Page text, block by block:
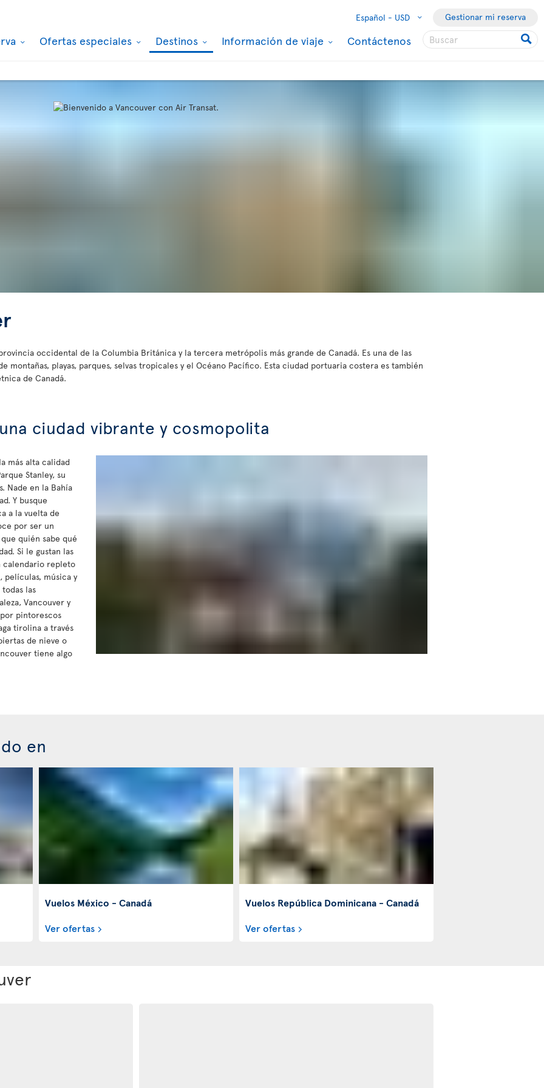
Español - USD Gestionar mi reserva
Ofertas especiales Destinos Información de viaje Contáctenos
occidental de la Columbia Británica y la tercera metrópolis más grande de Canadá. Es una de las
montañas, playas, parques, selvas tropicales y el Océano Pacífico. Esta ciudad portuaria costera es también
de Canadá.
ciudad vibrante y cosmopolita
más alta calidad
Stanley, su
Nade en la Bahía
Y busque
a la vuelta de
por ser un
quién sabe qué
Si le gustan las
calendario repleto
música y
las
Vancouver y
pintorescos
tirolina a través
de nieve o
tiene algo
en
Vuelos México - Canadá
Ver ofertas
Vuelos República Dominicana - Canadá
Ver ofertas